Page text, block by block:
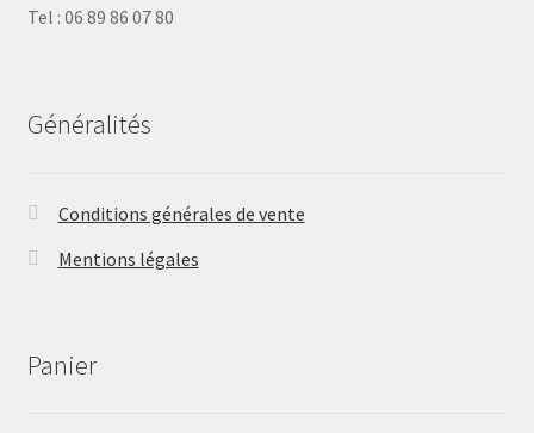
Tel : 06 89 86 07 80
Généralités
Conditions générales de vente
Mentions légales
Panier